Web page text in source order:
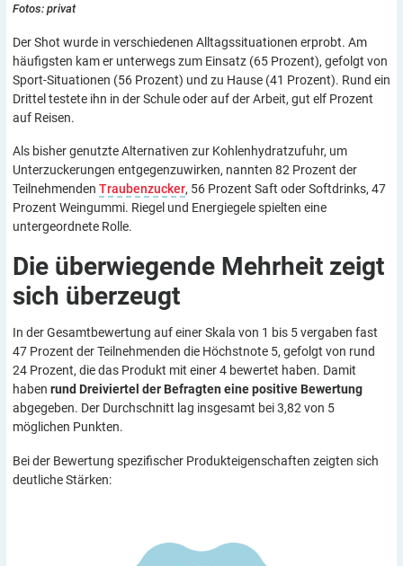
Fotos: privat
Der Shot wurde in verschiedenen Alltagssituationen erprobt. Am
häufigsten kam er unterwegs zum Einsatz (65 Prozent), gefolgt von
Sport-Situationen (56 Prozent) und zu Hause (41 Prozent). Rund ein
Drittel testete ihn in der Schule oder auf der Arbeit, gut elf Prozent
auf Reisen.
Als bisher genutzte Alternativen zur Kohlenhydratzufuhr, um
Unterzuckerungen entgegenzuwirken, nannten 82 Prozent der
Teilnehmenden Traubenzucker, 56 Prozent Saft oder Softdrinks, 47
Prozent Weingummi. Riegel und Energiegele spielten eine
untergeordnete Rolle.
Die überwiegende Mehrheit zeigt
sich überzeugt
In der Gesamtbewertung auf einer Skala von 1 bis 5 vergaben fast
47 Prozent der Teilnehmenden die Höchstnote 5, gefolgt von rund
24 Prozent, die das Produkt mit einer 4 bewertet haben. Damit
haben rund Dreiviertel der Befragten eine positive Bewertung
abgegeben. Der Durchschnitt lag insgesamt bei 3,82 von 5
möglichen Punkten.
Bei der Bewertung spezifischer Produkteigenschaften zeigten sich
deutliche Stär­ken: